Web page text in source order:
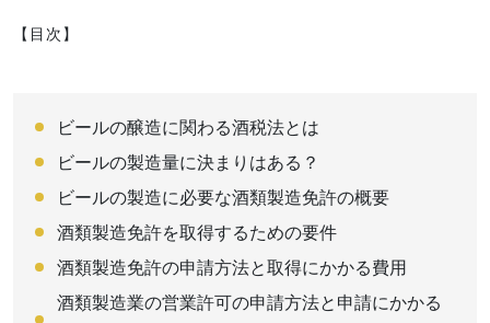
【目次】
ビールの醸造に関わる酒税法とは
ビールの製造量に決まりはある？
ビールの製造に必要な酒類製造免許の概要
酒類製造免許を取得するための要件
酒類製造免許の申請方法と取得にかかる費用
酒類製造業の営業許可の申請方法と申請にかかる